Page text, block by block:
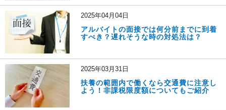
2025年04月04日
アルバイトの面接では何分前までに到着
すべき？遅れそうな時の対処法は？
2025年03月31日
扶養の範囲内で働くなら交通費に注意し
よう！非課税限度額についてもご紹介